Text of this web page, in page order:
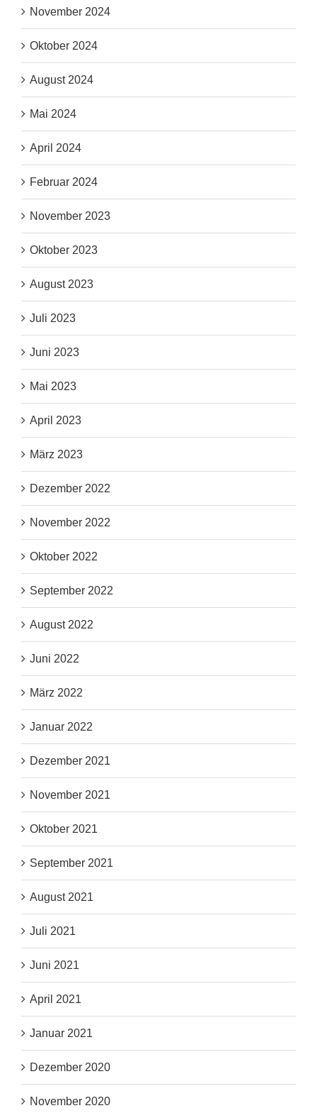
November 2024
Oktober 2024
August 2024
Mai 2024
April 2024
Februar 2024
November 2023
Oktober 2023
August 2023
Juli 2023
Juni 2023
Mai 2023
April 2023
März 2023
Dezember 2022
November 2022
Oktober 2022
September 2022
August 2022
Juni 2022
März 2022
Januar 2022
Dezember 2021
November 2021
Oktober 2021
September 2021
August 2021
Juli 2021
Juni 2021
April 2021
Januar 2021
Dezember 2020
November 2020